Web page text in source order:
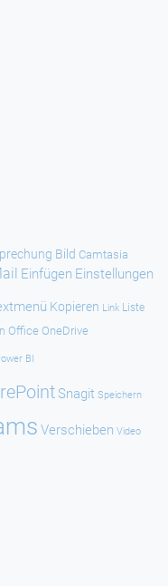
Bild Camtasia
Einfügen Einstellungen
Kopieren Link Liste
Office OneDrive
BI
Snagit Speichern
Verschieben Video